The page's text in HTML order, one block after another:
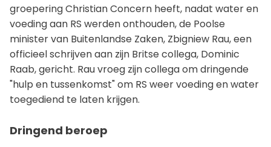
groepering Christian Concern heeft, nadat water en
voeding aan RS werden onthouden, de Poolse
minister van Buitenlandse Zaken, Zbigniew Rau, een
officieel schrijven aan zijn Britse collega, Dominic
Raab, gericht. Rau vroeg zijn collega om dringende
"hulp en tussenkomst" om RS weer voeding en water
toegediend te laten krijgen.
Dringend beroep